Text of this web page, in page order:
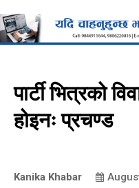
पार्टी भित्रको
होइनः प्रचण्ड
Kanika Khabar